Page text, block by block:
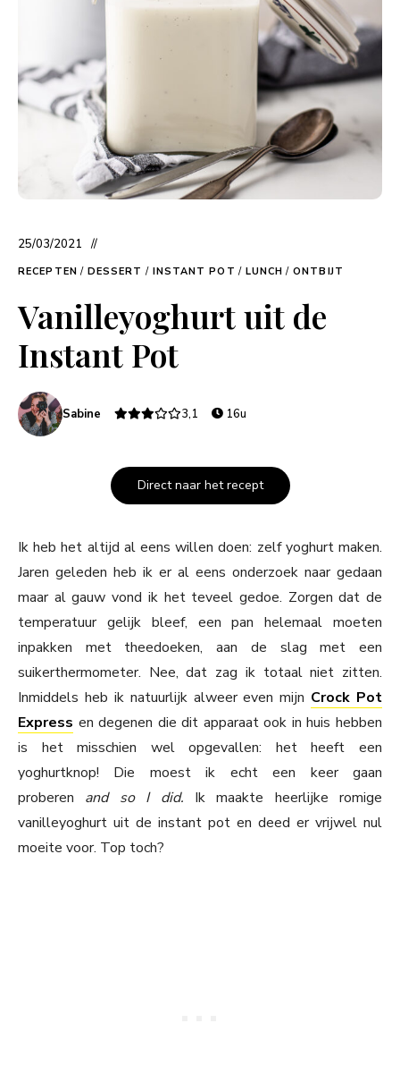
25/03/2021
RECEPTEN / DESSERT / INSTANT POT / LUNCH / ONTBIJT
Vanilleyoghurt uit de
Instant Pot
Sabine 3,1 16u
Direct naar het recept
Ik heb het altijd al eens willen doen: zelf yoghurt maken.
Jaren geleden heb ik er al eens onderzoek naar gedaan
maar al gauw vond ik het teveel gedoe. Zorgen dat de
temperatuur gelijk bleef, een pan helemaal moeten
inpakken met theedoeken, aan de slag met een
suikerthermometer. Nee, dat zag ik totaal niet zitten.
Inmiddels heb ik natuurlijk alweer even mijn Crock Pot
Express en degenen die dit apparaat ook in huis hebben
is het misschien wel opgevallen: het heeft een
yoghurtknop! Die moest ik echt een keer gaan
proberen and so I did. Ik maakte heerlijke romige
vanilleyoghurt uit de instant pot en deed er vrijwel nul
moeite voor. Top toch?